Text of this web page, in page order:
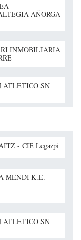
AÑORGA
INMOBILIARIA
ATLETICO SN
- CIE Legazpi
MENDI K.E.
ATLETICO SN